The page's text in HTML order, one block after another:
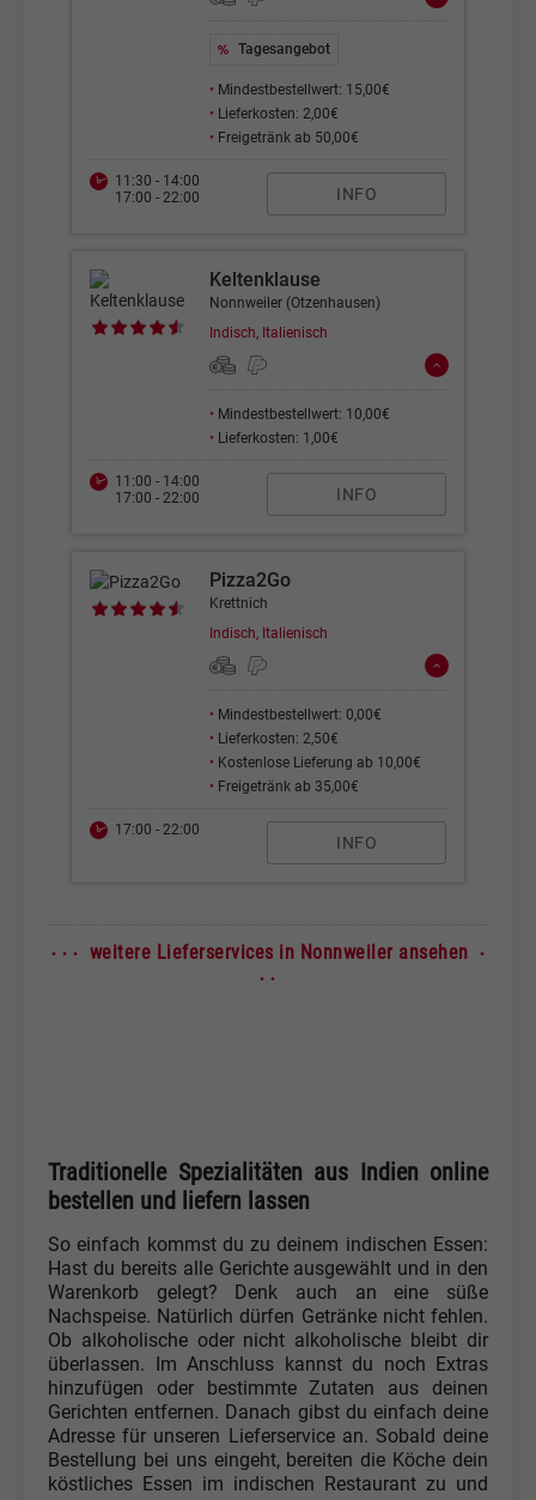
Tagesangebot
• Mindestbestellwert: 15,00€
• Lieferkosten: 2,00€
• Freigetränk ab 50,00€
11:30 - 14:00
17:00 - 22:00
INFO
Keltenklause
Nonnweiler (Otzenhausen)
Indisch, Italienisch
• Mindestbestellwert: 10,00€
• Lieferkosten: 1,00€
11:00 - 14:00
17:00 - 22:00
INFO
Pizza2Go
Krettnich
Indisch, Italienisch
• Mindestbestellwert: 0,00€
• Lieferkosten: 2,50€
• Kostenlose Lieferung ab 10,00€
• Freigetränk ab 35,00€
17:00 - 22:00
INFO
· · · weitere Lieferservices in Nonnweiler ansehen ·
· ·
Traditionelle Spezialitäten aus Indien online
bestellen und liefern lassen
So einfach kommst du zu deinem indischen Essen:
Hast du bereits alle Gerichte ausgewählt und in den
Warenkorb gelegt? Denk auch an eine süße
Nachspeise. Natürlich dürfen Getränke nicht fehlen.
Ob alkoholische oder nicht alkoholische bleibt dir
überlassen. Im Anschluss kannst du noch Extras
hinzufügen oder bestimmte Zutaten aus deinen
Gerichten entfernen. Danach gibst du einfach deine
Adresse für unseren Lieferservice an. Sobald deine
Bestellung bei uns eingeht, bereiten die Köche dein
köstliches Essen im indischen Restaurant zu und